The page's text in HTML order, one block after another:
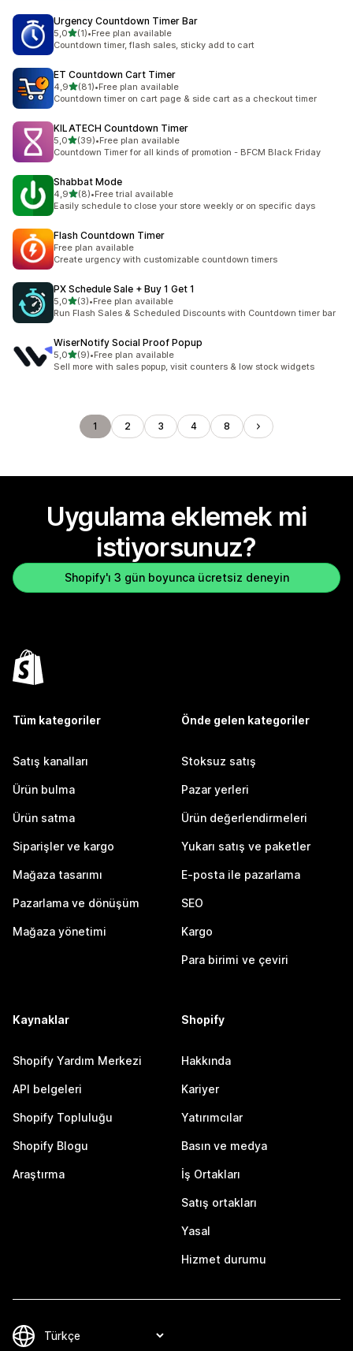
Urgency Countdown Timer Bar
5,05 yıldız üzerinden
(1)
toplam 1 değerlendirme
•Free plan available
Countdown timer, flash sales, sticky add to cart
ET Countdown Cart Timer
4,95 yıldız üzerinden
(81)
toplam 81 değerlendirme
•Free plan available
Countdown timer on cart page & side cart as a checkout timer
KILATECH Countdown Timer
5,05 yıldız üzerinden
(39)
toplam 39 değerlendirme
•Free plan available
Countdown Timer for all kinds of promotion - BFCM Black Friday
Shabbat Mode
4,95 yıldız üzerinden
(8)
toplam 8 değerlendirme
•Free trial available
Easily schedule to close your store weekly or on specific days
Flash Countdown Timer
Free plan available
Create urgency with customizable countdown timers
PX Schedule Sale + Buy 1 Get 1
5,05 yıldız üzerinden
(3)
toplam 3 değerlendirme
•Free plan available
Run Flash Sales & Scheduled Discounts with Countdown timer bar
WiserNotify Social Proof Popup
5,05 yıldız üzerinden
(9)
toplam 9 değerlendirme
•Free plan available
Sell more with sales popup, visit counters & low stock widgets
1 2 3 4 8
Uygulama eklemek mi
istiyorsunuz?
Shopify'ı 3 gün boyunca ücretsiz deneyin
Tüm kategoriler
Satış kanalları
Ürün bulma
Ürün satma
Siparişler ve kargo
Mağaza tasarımı
Pazarlama ve dönüşüm
Mağaza yönetimi
Önde gelen kategoriler
Stoksuz satış
Pazar yerleri
Ürün değerlendirmeleri
Yukarı satış ve paketler
E-posta ile pazarlama
SEO
Kargo
Para birimi ve çeviri
Kaynaklar
Shopify Yardım Merkezi
API belgeleri
Shopify Topluluğu
Shopify Blogu
Araştırma
Shopify
Hakkında
Kariyer
Yatırımcılar
Basın ve medya
İş Ortakları
Satış ortakları
Yasal
Hizmet durumu